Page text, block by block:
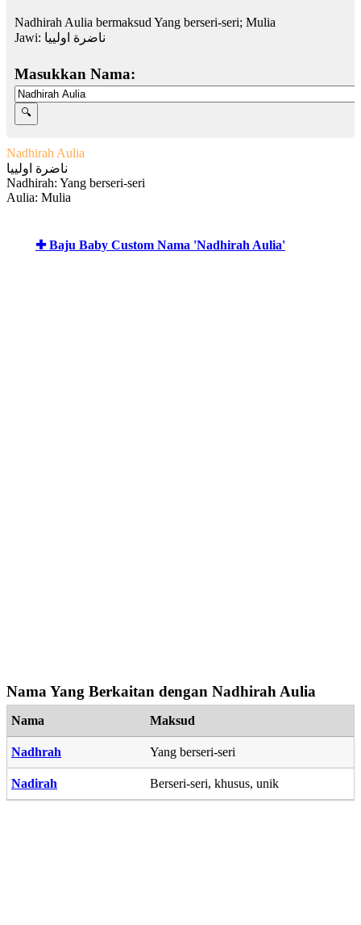
Nadhirah Aulia bermaksud Yang berseri-seri; Mulia
Jawi: ناضرة اولييا
Masukkan Nama:
Nadhirah Aulia
ناضرة اولييا
Nadhirah: Yang berseri-seri
Aulia: Mulia
✚ Baju Baby Custom Nama 'Nadhirah Aulia'
Nama Yang Berkaitan dengan Nadhirah Aulia
Nama Maksud
Nadhrah Yang berseri-seri
Nadirah Berseri-seri, khusus, unik